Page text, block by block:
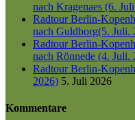
nach Kragenaes (6.
Radtour Berlin-
nach Guldborg(5. Juli.
Radtour Berlin-
nach Rönnede (4. Juli.
Radtour Berlin-
2026) 5. Juli 2026
Kommentare